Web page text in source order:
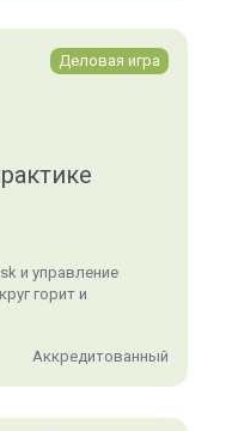
Деловая игра
и управление
горит и
Аккредитованный